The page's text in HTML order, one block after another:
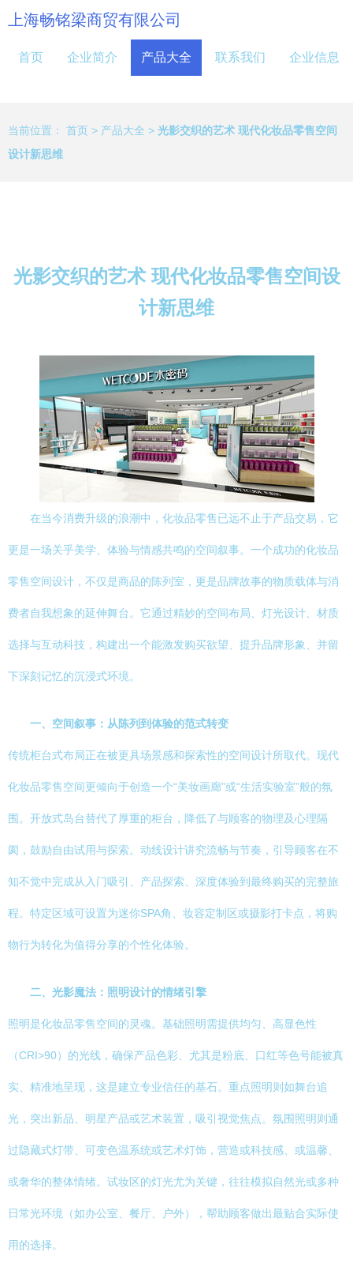
上海畅铭梁商贸有限公司
首页 企业简介 产品大全 联系我们 企业信息
当前位置： 首页 > 产品大全 > 光影交织的艺术 现代化妆品零售空间
设计新思维
光影交织的艺术 现代化妆品零售空间设
计新思维
在当今消费升级的浪潮中，化妆品零售已远不止于产品交易，它
更是一场关乎美学、体验与情感共鸣的空间叙事。一个成功的化妆品
零售空间设计，不仅是商品的陈列室，更是品牌故事的物质载体与消
费者自我想象的延伸舞台。它通过精妙的空间布局、灯光设计、材质
选择与互动科技，构建出一个能激发购买欲望、提升品牌形象、并留
下深刻记忆的沉浸式环境。
一、空间叙事：从陈列到体验的范式转变
传统柜台式布局正在被更具场景感和探索性的空间设计所取代。现代
化妆品零售空间更倾向于创造一个“美妆画廊”或“生活实验室”般的氛
围。开放式岛台替代了厚重的柜台，降低了与顾客的物理及心理隔
阂，鼓励自由试用与探索。动线设计讲究流畅与节奏，引导顾客在不
知不觉中完成从入门吸引、产品探索、深度体验到最终购买的完整旅
程。特定区域可设置为迷你SPA角、妆容定制区或摄影打卡点，将购
物行为转化为值得分享的个性化体验。
二、光影魔法：照明设计的情绪引擎
照明是化妆品零售空间的灵魂。基础照明需提供均匀、高显色性
（CRI>90）的光线，确保产品色彩、尤其是粉底、口红等色号能被真
实、精准地呈现，这是建立专业信任的基石。重点照明则如舞台追
光，突出新品、明星产品或艺术装置，吸引视觉焦点。氛围照明则通
过隐藏式灯带、可变色温系统或艺术灯饰，营造或科技感、或温馨、
或奢华的整体情绪。试妆区的灯光尤为关键，往往模拟自然光或多种
日常光环境（如办公室、餐厅、户外），帮助顾客做出最贴合实际使
用的选择。